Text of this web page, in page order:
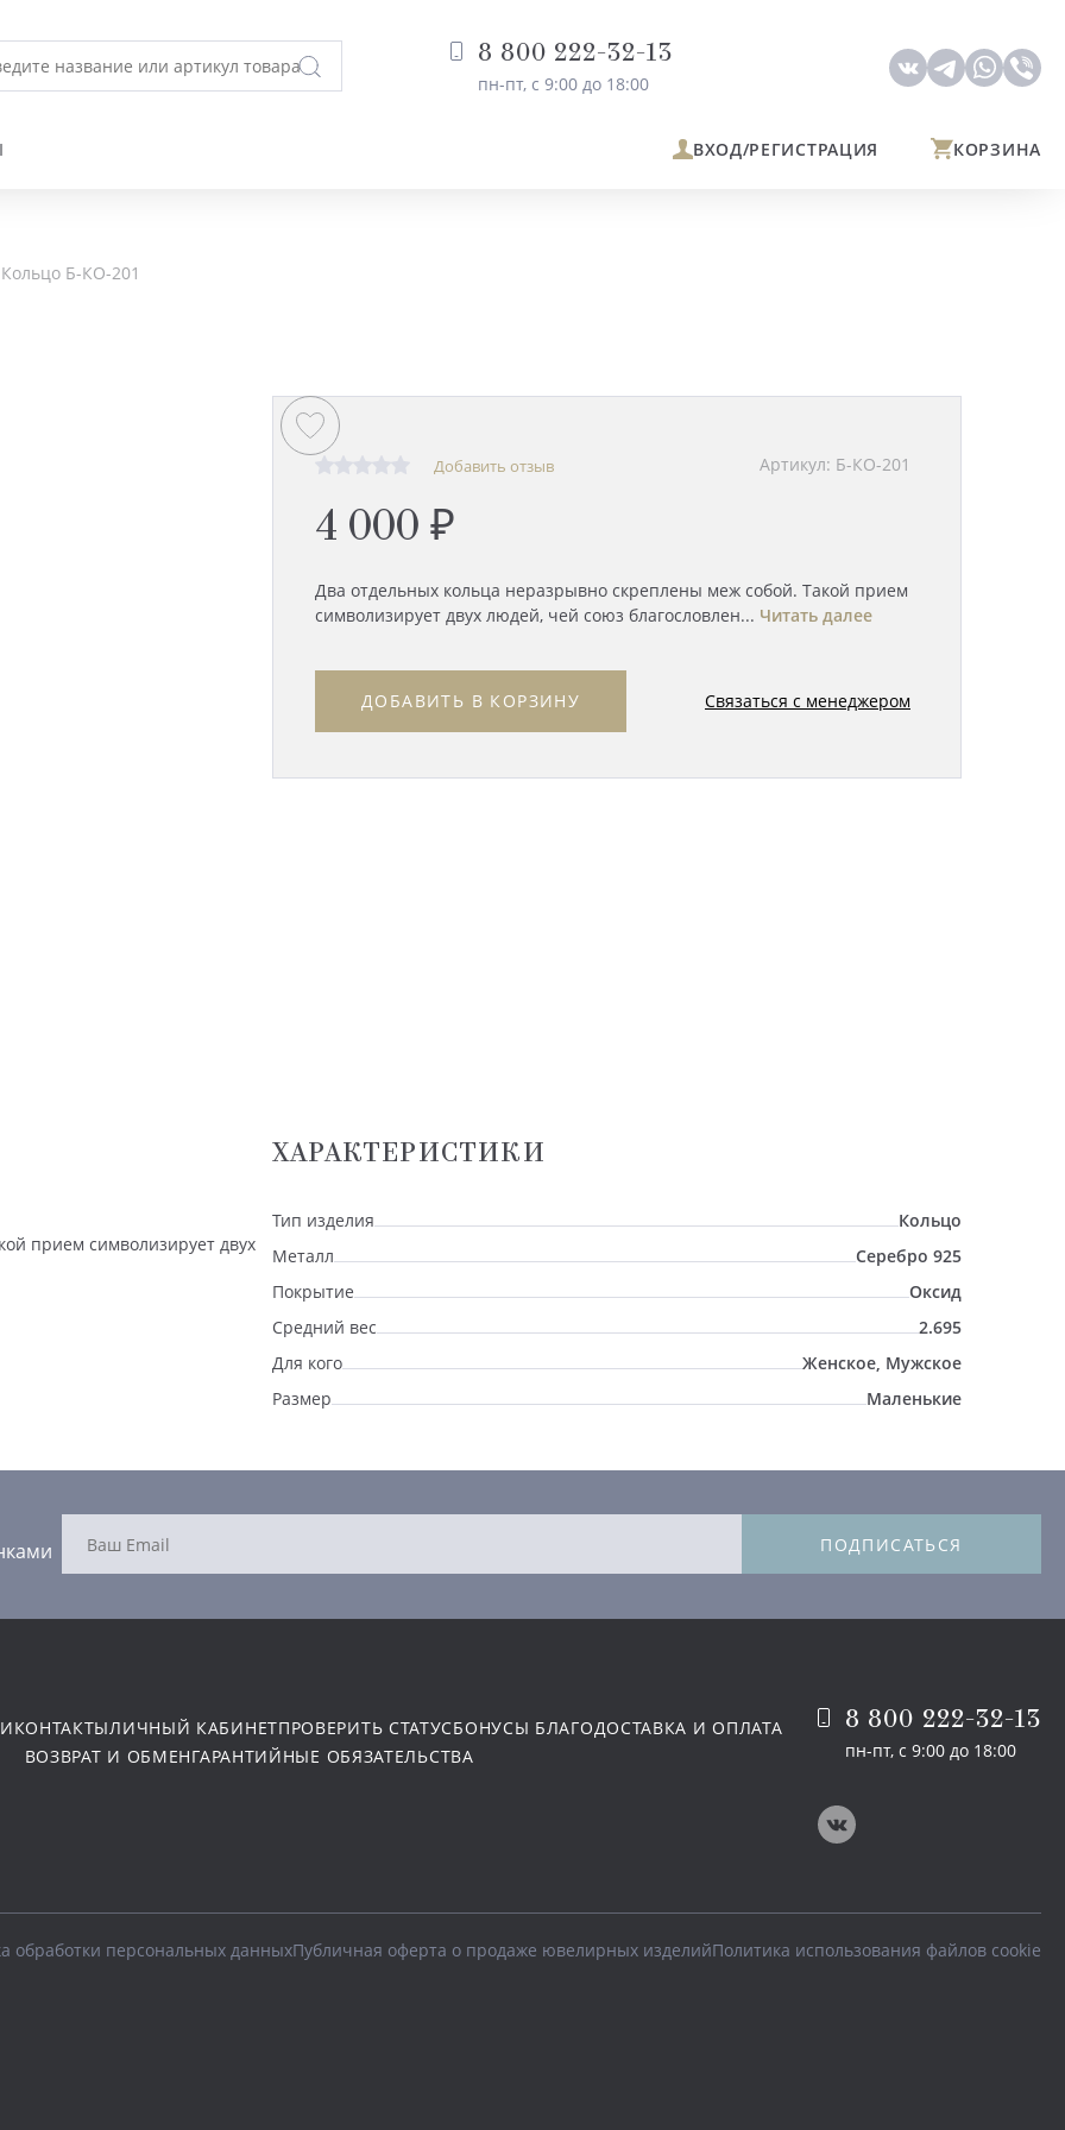
8 800 222-32-13
пн-пт, с 9:00 до 18:00
ВХОД/РЕГИСТРАЦИЯ КОРЗИНА
Кольцо Б-КО-201
Добавить отзыв Артикул: Б-КО-201
4 000 ₽
Два отдельных кольца неразрывно скреплены меж собой. Такой прием
символизирует двух людей, чей союз благословлен... Читать далее
ДОБАВИТЬ В КОРЗИНУ Связаться с менеджером
прием символизирует двух
ХАРАКТЕРИСТИКИ
Тип изделия
Кольцо
Металл
Серебро 925
Покрытие
Оксид
Средний вес
2.695
Для кого
Женское, Мужское
Размер
Маленькие
ПОДПИСАТЬСЯ
КОНТАКТЫЛИЧНЫЙ КАБИНЕТПРОВЕРИТЬ СТАТУСБОНУСЫ БЛАГОДОСТАВКА И ОПЛАТА
ВОЗВРАТ И ОБМЕНГАРАНТИЙНЫЕ ОБЯЗАТЕЛЬСТВА
8 800 222-32-13
пн-пт, с 9:00 до 18:00
обработки персональных данныхПубличная оферта о продаже ювелирных изделийПолитика использования файлов cookie